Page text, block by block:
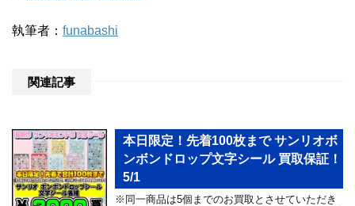
執筆者： funabashi
関連記事
本日限定！先着100枚まで サンリオボ
ンボンドロップ文字シール 買取保証！
5/1
※同一商品は5個までのお買取とさせていただき